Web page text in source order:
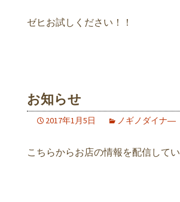
ゼヒお試しください！！
お知らせ
2017年1月5日 ノギノダイナ―
こちらからお店の情報を配信して